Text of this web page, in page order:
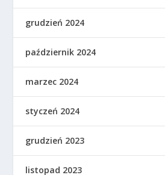
grudzień 2024
październik 2024
marzec 2024
styczeń 2024
grudzień 2023
listopad 2023